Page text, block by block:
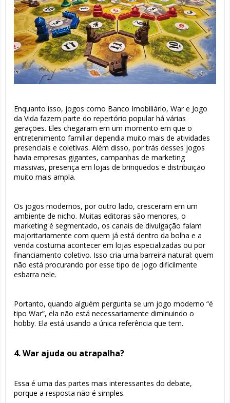
Enquanto isso, jogos como Banco Imobiliário, War e Jogo
da Vida fazem parte do repertório popular há várias
gerações. Eles chegaram em um momento em que o
entretenimento familiar dependia muito mais de atividades
presenciais e coletivas. Além disso, por trás desses jogos
havia empresas gigantes, campanhas de marketing
massivas, presença em lojas de brinquedos e distribuição
muito mais ampla.
Os jogos modernos, por outro lado, cresceram em um
ambiente de nicho. Muitas editoras são menores, o
marketing é segmentado, os canais de divulgação falam
majoritariamente com quem já está dentro da bolha e a
venda costuma acontecer em lojas especializadas ou por
financiamento coletivo. Isso cria uma barreira natural: quem
não está procurando por esse tipo de jogo dificilmente
esbarra nele.
Portanto, quando alguém pergunta se um jogo moderno “é
tipo War”, ela não está necessariamente diminuindo o
hobby. Ela está usando a única referência que tem.
4. War ajuda ou atrapalha?
Essa é uma das partes mais interessantes do debate,
porque a resposta não é simples.